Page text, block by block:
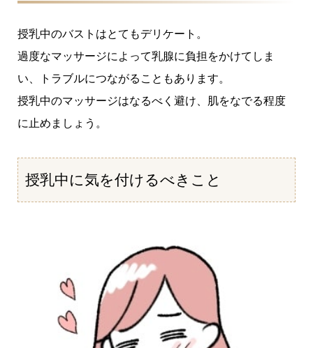
授乳中のバストはとてもデリケート。
過度なマッサージによって乳腺に負担をかけてしま
い、トラブルにつながることもあります。
授乳中のマッサージはなるべく避け、肌をなでる程度
に止めましょう。
授乳中に気を付けるべきこと